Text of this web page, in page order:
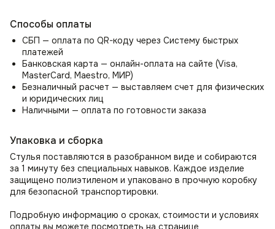
материалы
Прочные металлический каркас мягкого стула со спинкой
Boss (Босс) покрыты гипоаллергенными материалами,
включая холлофайбер, поролон и ткань велюр антикоготь.
Роскошная обивка из велюра создает невероятный уют
и мягкость. Благодаря высокой износостойкости, стул
идеально подходит для семей с детьми и домашними
животными, а также ресторанов и кафе.
Стулья на кухню, кафе, ресторан
Могут служить как дизайнерские стулья на кухню
и дополнением к обеденному столу, в том числе для кафе
и ресторанов.
Комплект стульев для гостиной или прихожей
Организуйте удобное место для отдыха и бесед
Способы оплаты
СБП — оплата по QR-коду через Систему быстрых
платежей
Банковская карта — онлайн-оплата на сайте (Visa,
MasterCard, Maestro, МИР)
Безналичный расчет — выставляем счет для физических
и юридических лиц
Наличными — оплата по готовности заказа
Упаковка и сборка
Стулья поставляются в разобранном виде и собираются
за 1 минуту без специальных навыков. Каждое изделие
защищено полиэтиленом и упаковано в прочную коробку
для безопасной транспортировки.
Подробную информацию о сроках, стоимости и условиях
оплаты вы можете посмотреть на странице